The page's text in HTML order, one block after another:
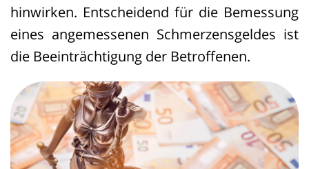
hinwirken. Entscheidend für die Bemessung
eines angemessenen Schmerzensgeldes ist
die Beeinträchtigung der Betroffenen.